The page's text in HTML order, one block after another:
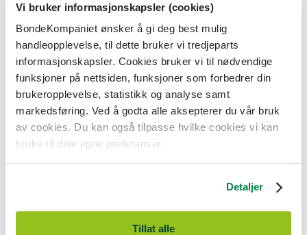
Vi bruker informasjonskapsler (cookies)
BondeKompaniet ønsker å gi deg best mulig
handleopplevelse, til dette bruker vi tredjeparts
informasjonskapsler. Cookies bruker vi til nødvendige
funksjoner på nettsiden, funksjoner som forbedrer din
brukeropplevelse, statistikk og analyse samt
markedsføring. Ved å godta alle aksepterer du vår bruk
av cookies. Du kan også tilpasse hvilke cookies vi kan
bruke til dine egne preferanser.
Detaljer
Tillat alle
BondeKompaniet
Våre butikker
Presse
Ledige stillinger
Bonde og bedriftskunde
BondeKompaniet erFelleskjøpet Rogaland Agdersitt butikkonsept
BondeKompaniet har det du trenger av praktisk utstyr, reparasjon og
gode råd innenfor hus og hage, fritid, kjæledyr og landbruk.